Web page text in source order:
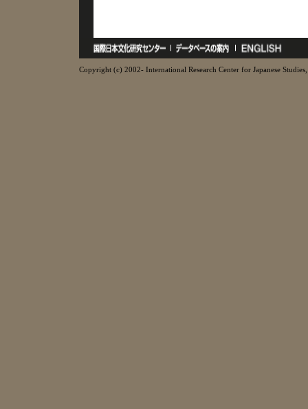
Copyright (c) 2002- International Research Center for Japanese